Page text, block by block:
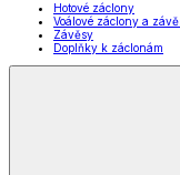
Hotové záclony
Voálové záclony a
Závěsy
Doplňky k záclonám